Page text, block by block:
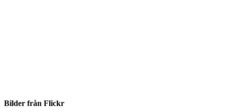
Bilder från Flickr